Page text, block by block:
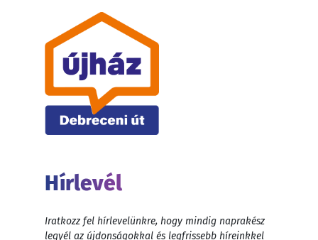
Hírlevél
Iratkozz fel hírlevelünkre, hogy mindig naprakész
legyél az újdonságokkal és legfrissebb híreinkkel